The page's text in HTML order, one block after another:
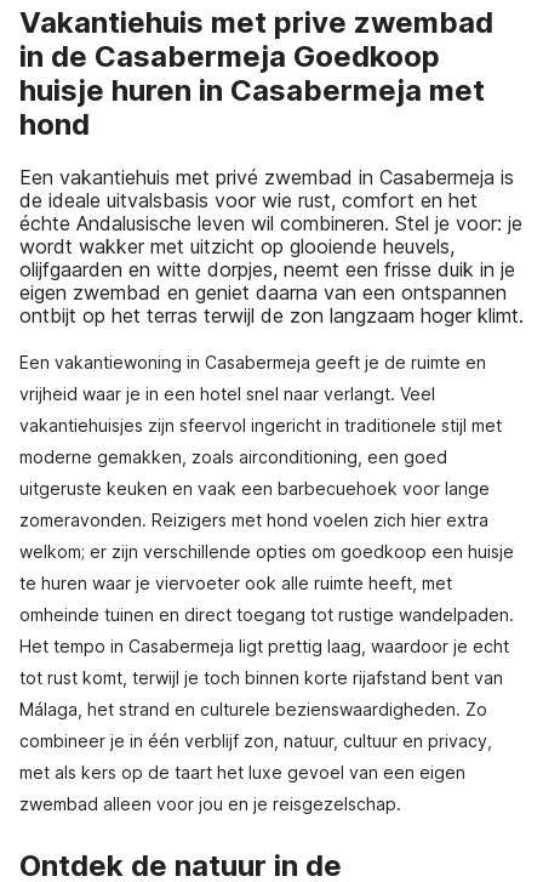
Vakantiehuis met prive zwembad
in de Casabermeja Goedkoop
huisje huren in Casabermeja met
hond
Een vakantiehuis met privé zwembad in Casabermeja is
de ideale uitvalsbasis voor wie rust, comfort en het
échte Andalusische leven wil combineren. Stel je voor: je
wordt wakker met uitzicht op glooiende heuvels,
olijfgaarden en witte dorpjes, neemt een frisse duik in je
eigen zwembad en geniet daarna van een ontspannen
ontbijt op het terras terwijl de zon langzaam hoger klimt.
Een vakantiewoning in Casabermeja geeft je de ruimte en
vrijheid waar je in een hotel snel naar verlangt. Veel
vakantiehuisjes zijn sfeervol ingericht in traditionele stijl met
moderne gemakken, zoals airconditioning, een goed
uitgeruste keuken en vaak een barbecuehoek voor lange
zomeravonden. Reizigers met hond voelen zich hier extra
welkom; er zijn verschillende opties om goedkoop een huisje
te huren waar je viervoeter ook alle ruimte heeft, met
omheinde tuinen en direct toegang tot rustige wandelpaden.
Het tempo in Casabermeja ligt prettig laag, waardoor je echt
tot rust komt, terwijl je toch binnen korte rijafstand bent van
Málaga, het strand en culturele bezienswaardigheden. Zo
combineer je in één verblijf zon, natuur, cultuur en privacy,
met als kers op de taart het luxe gevoel van een eigen
zwembad alleen voor jou en je reisgezelschap.
Ontdek de natuur in de